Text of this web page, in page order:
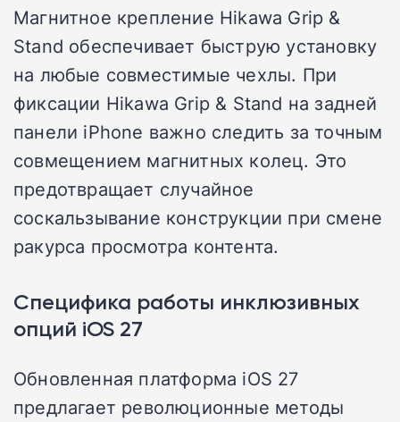
Магнитное крепление Hikawa Grip &
Stand обеспечивает быструю установку
на любые совместимые чехлы. При
фиксации Hikawa Grip & Stand на задней
панели iPhone важно следить за точным
совмещением магнитных колец. Это
предотвращает случайное
соскальзывание конструкции при смене
ракурса просмотра контента.
Специфика работы инклюзивных
опций iOS 27
Обновленная платформа iOS 27
предлагает революционные методы